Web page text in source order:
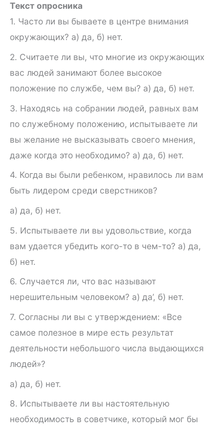
Текст опросника
1. Часто ли вы бываете в центре внимания
окружающих? а) да, б) нет.
2. Считаете ли вы, что многие из окружающих
вас людей за­нимают более высокое
положение по службе, чем вы? а) да, б) нет.
3. Находясь на собрании людей, равных вам
по служебному положению, испытываете ли
вы желание не высказывать своего мнения,
даже когда это необходимо? а) да, б) нет.
4. Когда вы были ребенком, нравилось ли вам
быть лидером среди сверстников?
а) да, б) нет.
5. Испытываете ли вы удовольствие, когда
вам удается убе­дить кого-то в чем-то? а) да,
б) нет.
6. Случается ли, что вас называют
нерешительным человеком? а) да’, б) нет.
7. Согласны ли вы с утверждением: «Все
самое полезное в мире есть результат
деятельности небольшого числа выдающихся
людей»?
а) да, б) нет.
8. Испытываете ли вы настоятельную
необходимость в со­ветчике, который мог бы